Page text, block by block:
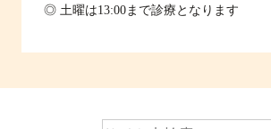
◎ 土曜は13:00まで診療となります